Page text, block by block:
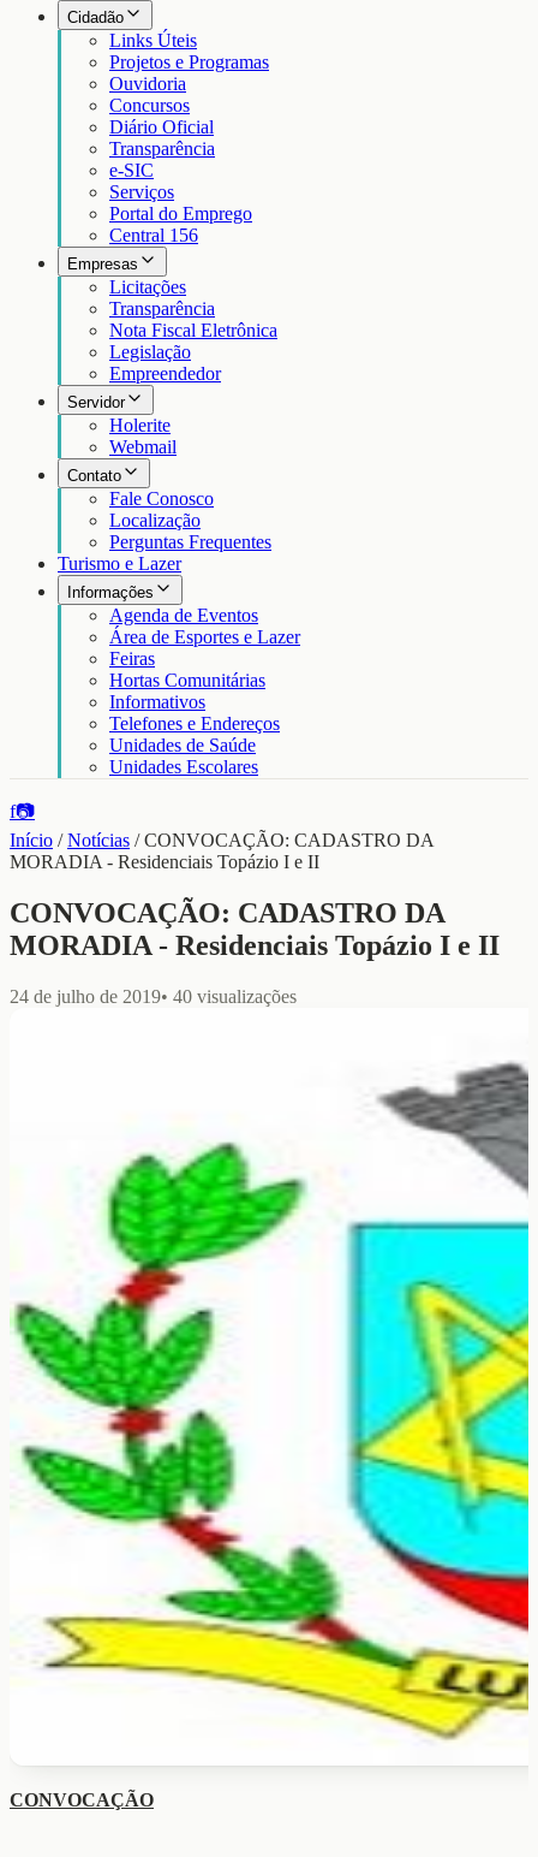
Cidadão
Links Úteis
Projetos e Programas
Ouvidoria
Concursos
Diário Oficial
Transparência
e-SIC
Serviços
Portal do Emprego
Central 156
Empresas
Licitações
Transparência
Nota Fiscal Eletrônica
Legislação
Empreendedor
Servidor
Holerite
Webmail
Contato
Fale Conosco
Localização
Perguntas Frequentes
Turismo e Lazer
Informações
Agenda de Eventos
Área de Esportes e Lazer
Feiras
Hortas Comunitárias
Informativos
Telefones e Endereços
Unidades de Saúde
Unidades Escolares
f📷
Início /Notícias /CONVOCAÇÃO: CADASTRO DA
MORADIA - Residenciais Topázio I e II
CONVOCAÇÃO: CADASTRO DA
MORADIA - Residenciais Topázio I e II
24 de julho de 2019• 40 visualizações
CONVOCAÇÃO